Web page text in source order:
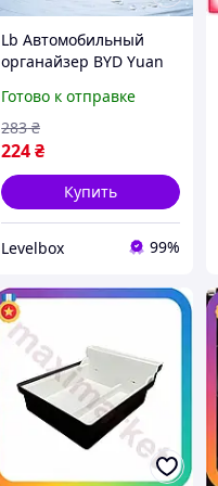
Lb Автомобильный
органайзер BYD Yuan
задней части
подлокотника для
хранения мусора
Готово к отправке
224₴
283 ₴
Купить
Levelbox 99%